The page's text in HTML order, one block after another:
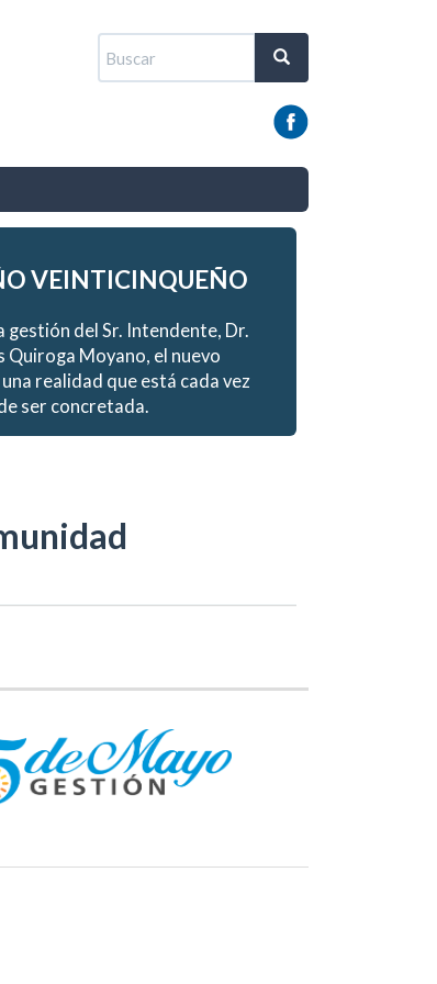
Formulario
de
VEINTICINQUEÑO
gestión del Sr. Intendente, Dr.
Quiroga Moyano, el nuevo
realidad que está cada vez
ser concretada.